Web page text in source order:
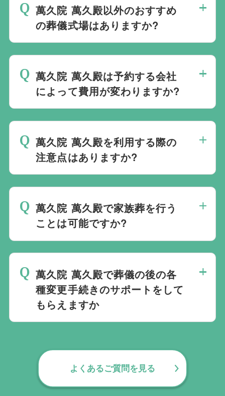
まで、すべて一貫してお手伝いいたしま
す。
います。また、1都3県1220式場と提携し
ておりますので、葬儀を検討している地域
周辺の式場を無料でご案内することも可能
です。自社会館を持たないことで無理に自
社会館を勧めることなく柔軟にご提案がで
きます。
萬久院 萬久殿以外のおすすめ
の葬儀式場はありますか?
すすめの式場をご紹介させていただきま
す。また、式場でご葬儀気を行うのが一般
的ですが、どこで葬儀を行うかは多様化し
ており必ずしも式場を借りて行う必要はな
く、近年では自宅でご葬儀を行う自宅葬を
選ばれる方もいます。私たちは自宅でのご
ご希望がありましたら遠慮なくお申し付け
ください。
萬久院 萬久殿は予約する会社
によって費用が変わりますか?
儀会社から予約をしても式場利用料は同じ
です。
萬久院 萬久殿を利用する際の
注意点はありますか?
れる人数によって選んだ式場が適している
か注意しておくと良いです。当社の相談員
は斎場を熟知しておりますので、ご不安な
点がありましたらお気軽にご相談くださ
い。
萬久院 萬久殿で家族葬を行う
ことは可能ですか?
要望にお応えしております。
萬久院 萬久殿で葬儀の後の各
種変更手続きのサポートをして
もらえますか
の手続きとお答えになる方が70パーセント
以上でして、お客様が日常にお戻りいただ
くまでの期間、回数の制限なく、当社の専
よくあるご質問を見る